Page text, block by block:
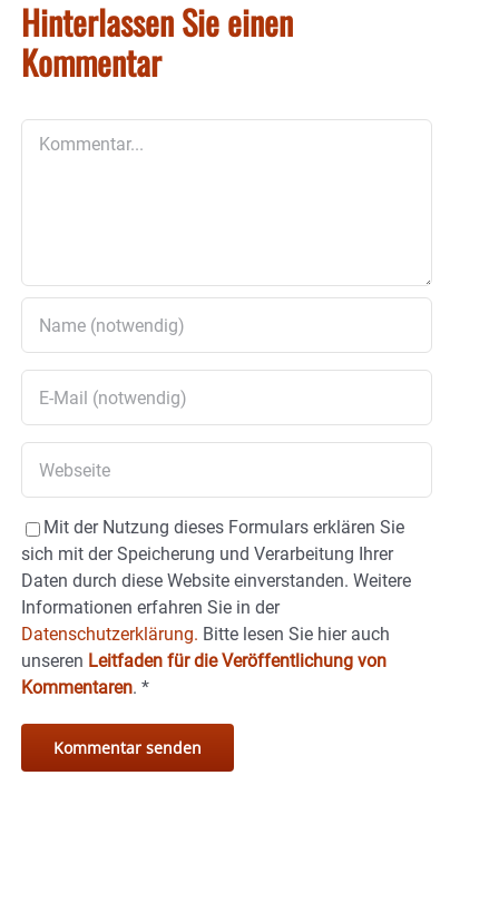
Hinterlassen Sie einen
Kommentar
Mit der Nutzung dieses Formulars erklären Sie
sich mit der Speicherung und Verarbeitung Ihrer
Daten durch diese Website einverstanden. Weitere
Informationen erfahren Sie in der
Datenschutzerklärung. Bitte lesen Sie hier auch
unseren Leitfaden für die Veröffentlichung von
Kommentaren. *